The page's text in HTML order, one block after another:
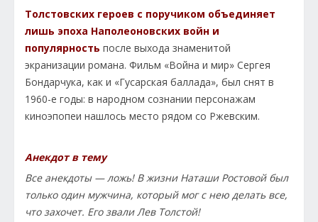
Толстовских героев с поручиком объединяет
лишь эпоха Наполеоновских войн и
популярность после выхода знаменитой
экранизации романа. Фильм «Война и мир» Сергея
Бондарчука, как и «Гусарская баллада», был снят в
1960-е годы: в народном сознании персонажам
киноэпопеи нашлось место рядом со Ржевским.
Анекдот в тему
Все анекдоты — ложь! В жизни Наташи Ростовой был
только один мужчина, который мог с нею делать все,
что захочет. Его звали Лев Толстой!